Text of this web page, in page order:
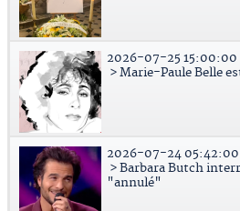
2026-07-25 15:00:00
> Marie-Paule Belle
2026-07-24 05:42:00
> Barbara Butch
"annulé"